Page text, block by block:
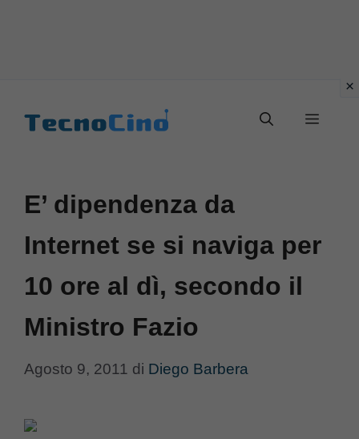
Menu
E’ dipendenza da
Internet se si naviga per
10 ore al dì, secondo il
Ministro Fazio
Agosto 9, 2011 di Diego Barbera